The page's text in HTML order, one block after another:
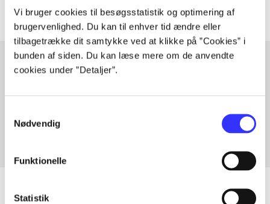
Vi bruger cookies til besøgsstatistik og optimering af
brugervenlighed. Du kan til enhver tid ændre eller
tilbagetrække dit samtykke ved at klikke på ”Cookies” i
bunden af siden. Du kan læse mere om de anvendte
cookies under ”Detaljer”.
Nødvendig
Funktionelle
Statistik